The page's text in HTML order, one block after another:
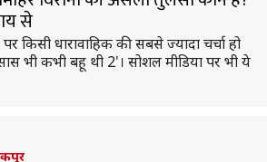
से
किसी धारावाहिक की सबसे ज्यादा चर्चा हो
भी कभी बहू थी 2'। सोशल मीडिया पर भी ये